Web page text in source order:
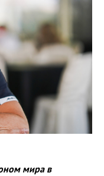
мира в